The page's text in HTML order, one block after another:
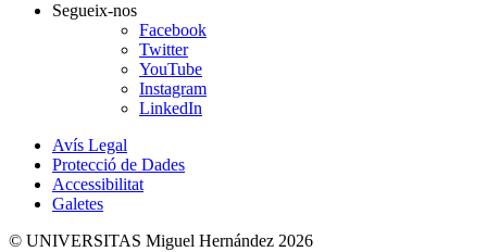
Segueix-nos
Facebook
Twitter
YouTube
Instagram
LinkedIn
Avís Legal
Protecció de Dades
Accessibilitat
Galetes
© UNIVERSITAS Miguel Hernández 2026